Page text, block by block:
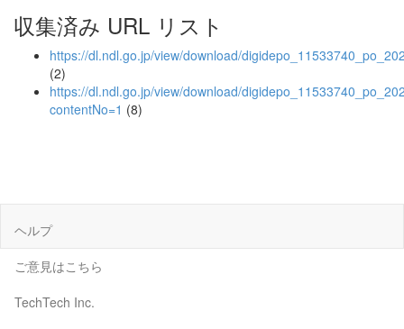
収集済み URL リスト
https://dl.ndl.go.jp/view/download/
(2)
https://dl.ndl.go.jp/view/download/
contentNo=1 (8)
ヘルプ
ご意見はこちら
TechTech Inc.